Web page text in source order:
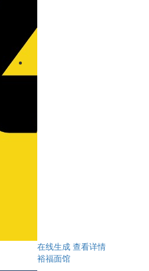
在线生成 查看详情
裕福面馆